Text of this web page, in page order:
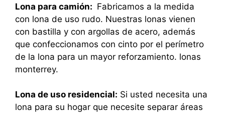
Lona para camión: Fabricamos a la medida
con lona de uso rudo. Nuestras lonas vienen
con bastilla y con argollas de acero, además
que confeccionamos con cinto por el perímetro
de la lona para un mayor reforzamiento. lonas
monterrey.
Lona de uso residencial: Si usted necesita una
lona para su hogar que necesite separar áreas